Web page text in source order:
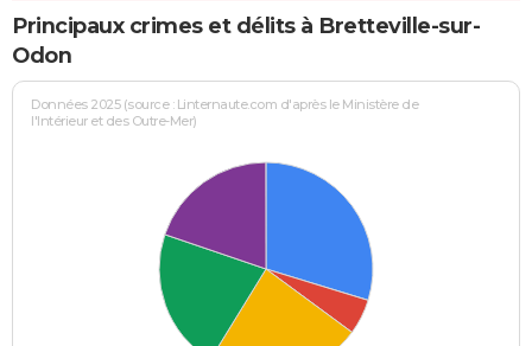
Principaux crimes et délits à Bretteville-sur-
Odon
Données 2025 (source : Linternaute.com d'après le Ministère de
l'Intérieur et des Outre-Mer)